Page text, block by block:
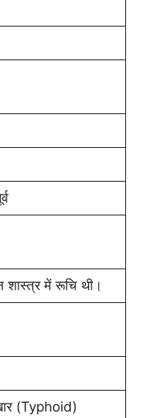
शास्त्र में रूचि थी।
(Typhoid)